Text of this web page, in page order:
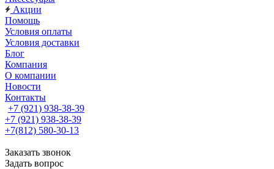
Акции
Помощь
Условия оплаты
Условия доставки
Блог
Компания
О компании
Новости
Контакты
+7 (921) 938-38-39
+7 (921) 938-38-39
+7(812) 580-30-13
Заказать звонок
Задать вопрос